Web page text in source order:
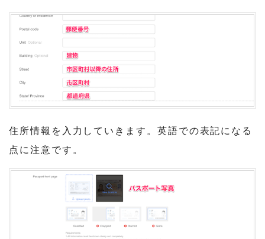
住所情報を入力していきます。英語での表記になる
点に注意です。